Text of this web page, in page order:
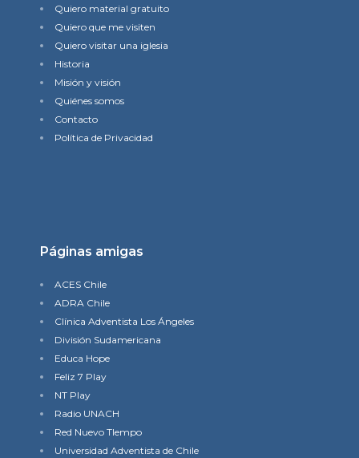
Quiero material gratuito
Quiero que me visiten
Quiero visitar una iglesia
Historia
Misión y visión
Quiénes somos
Contacto
Política de Privacidad
Páginas amigas
ACES Chile
ADRA Chile
Clínica Adventista Los Ángeles
División Sudamericana
Educa Hope
Feliz 7 Play
NT Play
Radio UNACH
Red Nuevo TIempo
Universidad Adventista de Chile